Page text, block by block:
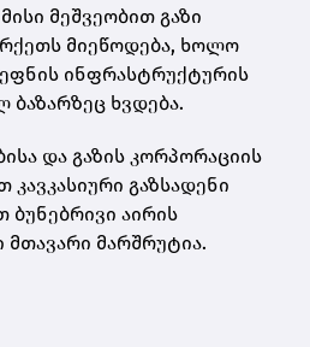
მეშვეობით გაზი
მიეწოდება, ხოლო
ინფრასტრუქტურის
ბაზარზეც ხვდება.
და გაზის კორპორაციის
კავკასიური გაზსადენი
აირის
მარშრუტია.